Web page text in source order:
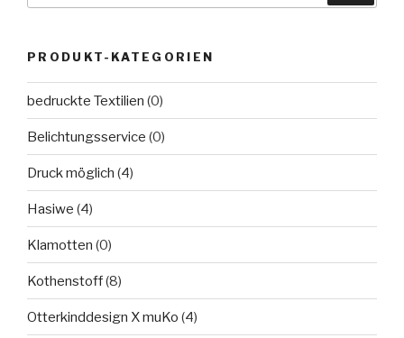
PRODUKT-KATEGORIEN
bedruckte Textilien (0)
Belichtungsservice (0)
Druck möglich (4)
Hasiwe (4)
Klamotten (0)
Kothenstoff(8)
Otterkinddesign X muKo (4)